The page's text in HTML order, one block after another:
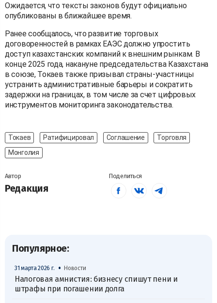
Ожидается, что тексты законов будут официально
опубликованы в ближайшее время.
Ранее сообщалось, что развитие торговых
договоренностей в рамках ЕАЭС должно упростить
доступ казахстанских компаний к внешним рынкам. В
конце 2025 года, накануне председательства Казахстана
в союзе, Токаев также призывал страны-участницы
устранить административные барьеры и сократить
задержки на границах, в том числе за счет цифровых
инструментов мониторинга законодательства.
Токаев Ратифицировал Соглашение
Торговля
Монголия
Автор
Редакция
Поделиться
Популярное:
31 марта 2026 г. • Новости
Налоговая амнистия: бизнесу спишут пени и
штрафы при погашении долга